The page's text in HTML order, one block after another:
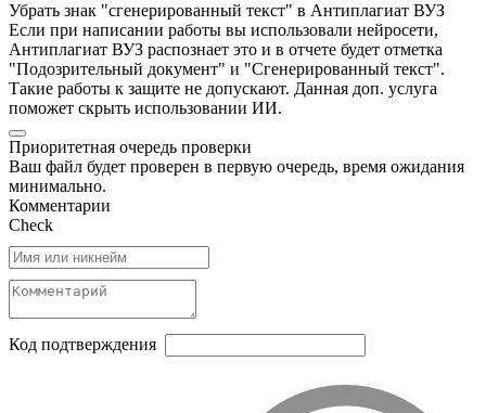
Убрать знак "сгенерированный текст" в Антиплагиат ВУЗ
Если при написании работы вы использовали нейросети,
Антиплагиат ВУЗ распознает это и в отчете будет отметка
"Подозрительный документ" и "Сгенерированный текст".
Такие работы к защите не допускают. Данная доп. услуга
поможет скрыть использовании ИИ.
Приоритетная очередь проверки
Ваш файл будет проверен в первую очередь, время ожидания
минимально.
Комментарии
Check
Код подтверждения